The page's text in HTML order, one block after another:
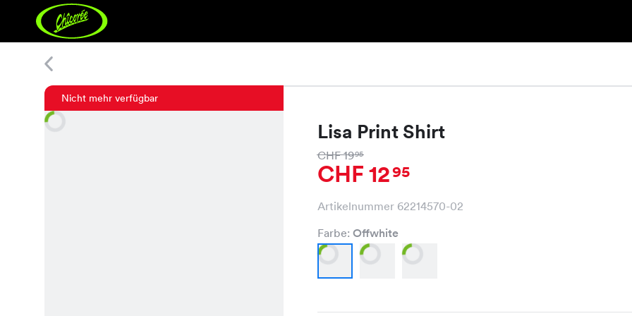
Nicht mehr verfügbar
Lisa Print Shirt
CHF 1995
CHF 1295
Artikelnummer 62214570-02
Farbe: Offwhite